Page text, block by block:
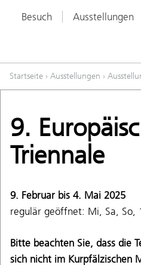
Besuch Ausstellungen
Startseite › Ausstellungen ›
9.
Triennale
9. Februar bis 4. Mai 2025
regulär geöffnet: Mi, Sa, So,
Bitte beachten Sie, dass die
sich nicht im Kurpfälzischen